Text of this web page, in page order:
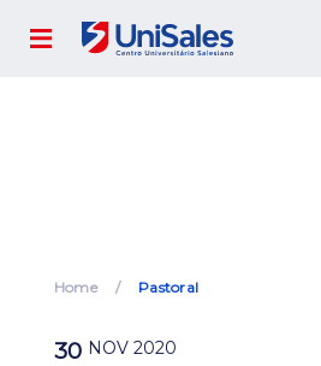
Home Pastoral
30 NOV 2020